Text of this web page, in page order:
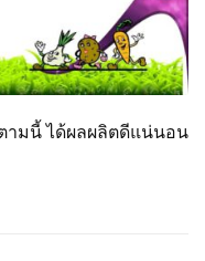
ามนี้ ได้ผลผลิตดีแน่นอน